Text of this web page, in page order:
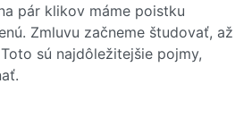
pár klikov máme poistku
Zmluvu začneme študovať, až
sú najdôležitejšie pojmy,